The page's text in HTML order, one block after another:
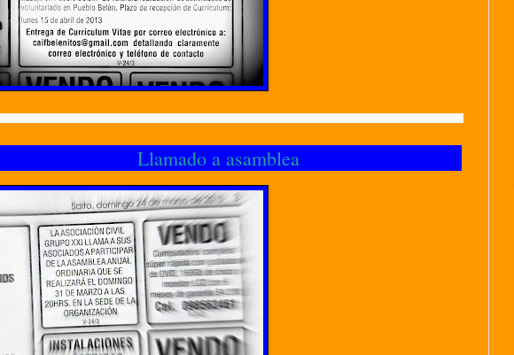
Llamado a asamblea